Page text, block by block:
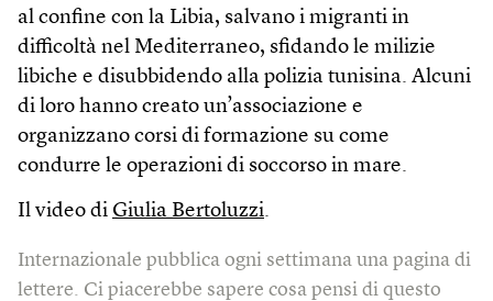
al confine con la Libia, salvano i migranti in
difficoltà nel Mediterraneo, sfidando le milizie
libiche e disubbidendo alla polizia tunisina. Alcuni
di loro hanno creato un’associazione e
organizzano corsi di formazione su come
condurre le operazioni di soccorso in mare.
Il video di Giulia Bertoluzzi.
Internazionale pubblica ogni settimana una pagina di
lettere. Ci piacerebbe sapere cosa pensi di questo